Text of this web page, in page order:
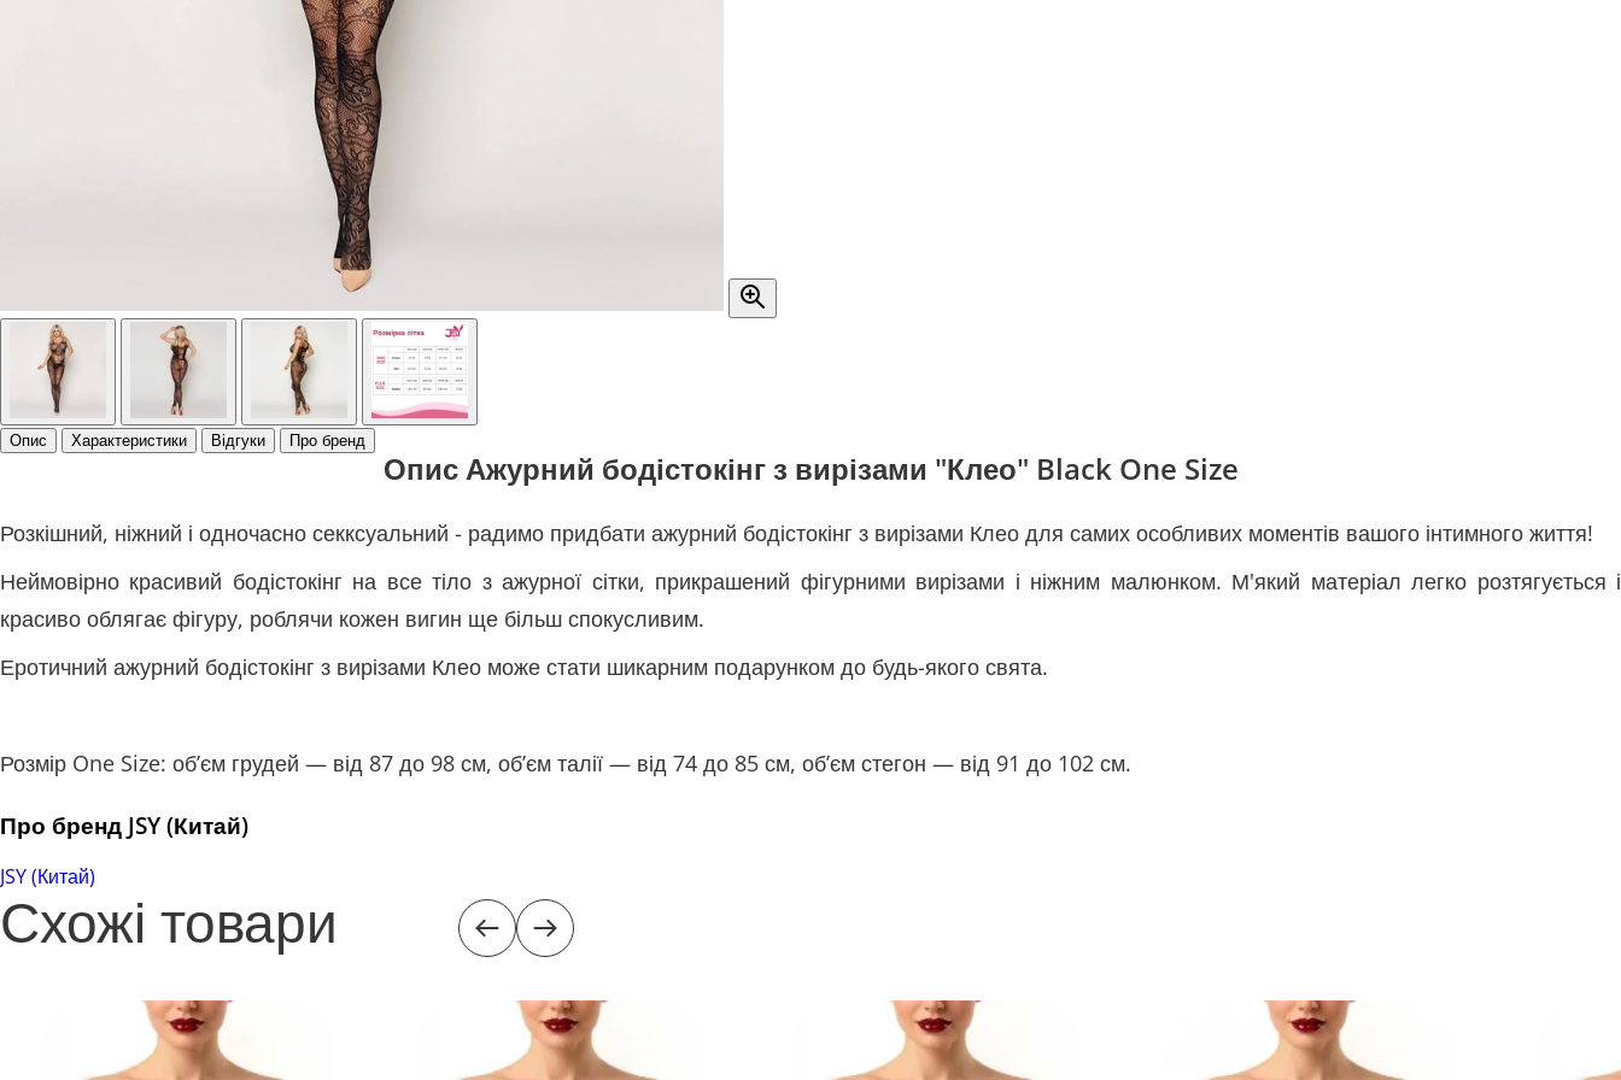
Опис Характеристики Відгуки Про бренд
Опис Ажурний бодістокінг з вирізами "Клео" Black One Size
Розкішний, ніжний і одночасно секксуальний - радимо придбати ажурний бодістокінг з вирізами Клео для самих особливих моментів вашого інтимного життя!
Неймовірно красивий бодістокінг на все тіло з ажурної сітки, прикрашений фігурними вирізами і ніжним малюнком. М'який матеріал легко розтягується і
красиво облягає фігуру, роблячи кожен вигин ще більш спокусливим.
Еротичний ажурний бодістокінг з вирізами Клео може стати шикарним подарунком до будь-якого свята.
Розмір One Size: об’єм грудей — від 87 до 98 см, об’єм талії — від 74 до 85 см, об’єм стегон — від 91 до 102 см.
Про бренд JSY (Китай)
JSY (Китай)
Схожі товари